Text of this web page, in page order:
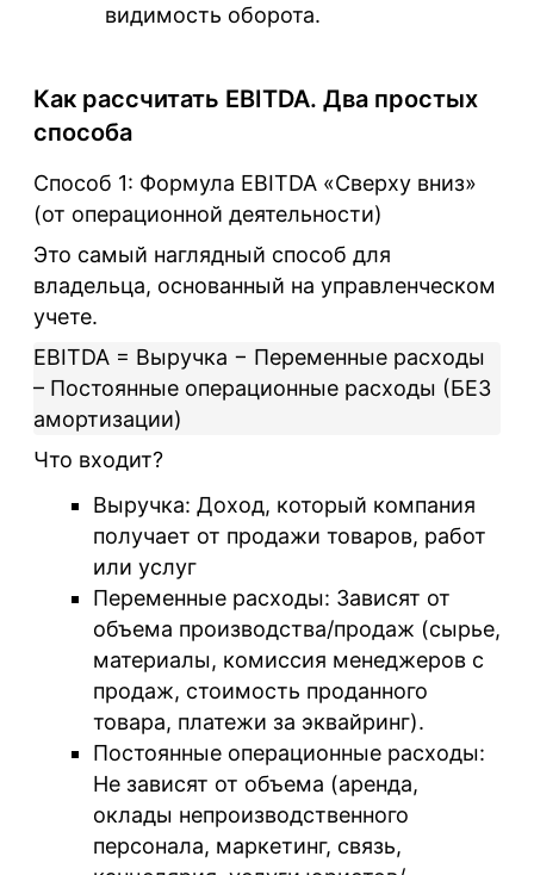
видимость оборота.
Как рассчитать EBITDA. Два простых
способа
Способ 1: Формула EBITDA «Сверху вниз»
(от операционной деятельности)
Это самый наглядный способ для
владельца, основанный на управленческом
учете.
EBITDA = Выручка − Переменные расходы
– Постоянные операционные расходы (БЕЗ
амортизации)
Что входит?
Выручка: Доход, который компания
получает от продажи товаров, работ
или услуг
Переменные расходы: Зависят от
объема производства/продаж (сырье,
материалы, комиссия менеджеров с
продаж, стоимость проданного
товара, платежи за эквайринг).
Постоянные операционные расходы:
Не зависят от объема (аренда,
оклады непроизводственного
персонала, маркетинг, связь,